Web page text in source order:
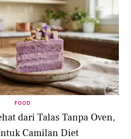
FOOD
dari Talas Tanpa Oven,
Camilan Diet